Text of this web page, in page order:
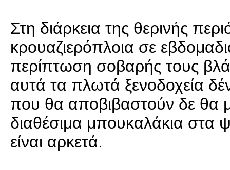
Στη διάρκεια της θερινής
κρουαζιερόπλοια σε
περίπτωση σοβαρής τους
αυτά τα πλωτά ξενοδοχεία
που θα αποβιβαστούν δε θα
διαθέσιμα μπουκαλάκια στα
είναι αρκετά.